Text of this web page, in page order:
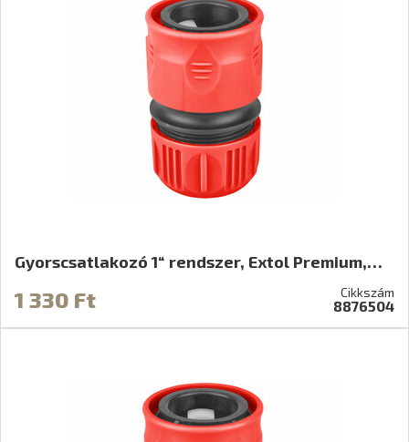
Gyorscsatlakozó 1“ rendszer, Extol Premium,…
1 330 Ft Cikkszám
8876504